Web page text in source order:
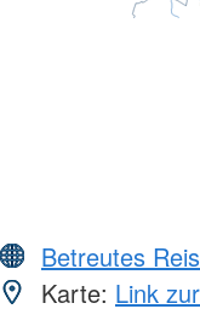
Betreutes
Karte: Link